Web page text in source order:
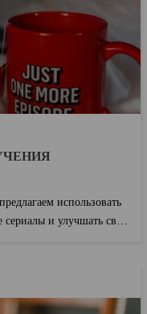
использовать
и улучшать свой